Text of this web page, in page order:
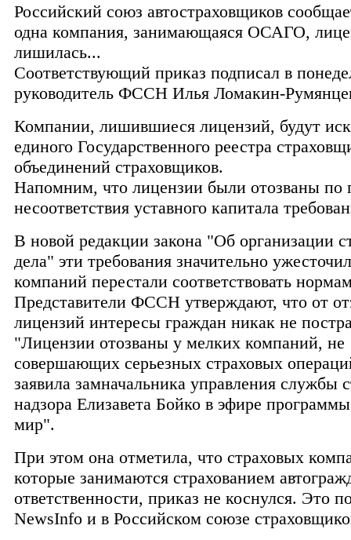
Российский союз автостраховщиков
одна компания, занимающаяся ОСАГО,
лишилась...
Соответствующий приказ подписал в
руководитель ФССН Илья Ломакин-
Компании, лишившиеся лицензий, будут
единого Государственного реестра
объединений страховщиков.
Напомним, что лицензии были отозваны по
несоответствия уставного капитала
В новой редакции закона "Об организации
дела" эти требования значительно
компаний перестали соответствовать
Представители ФССН утверждают, что от
лицензий интересы граждан никак не
"Лицензии отозваны у мелких компаний, не
совершающих серьезных страховых
заявила замначальника управления службы
надзора Елизавета Бойко в эфире
мир".
При этом она отметила, что страховых
которые занимаются страхованием
ответственности, приказ не коснулся. Это
NewsInfo и в Российском союзе